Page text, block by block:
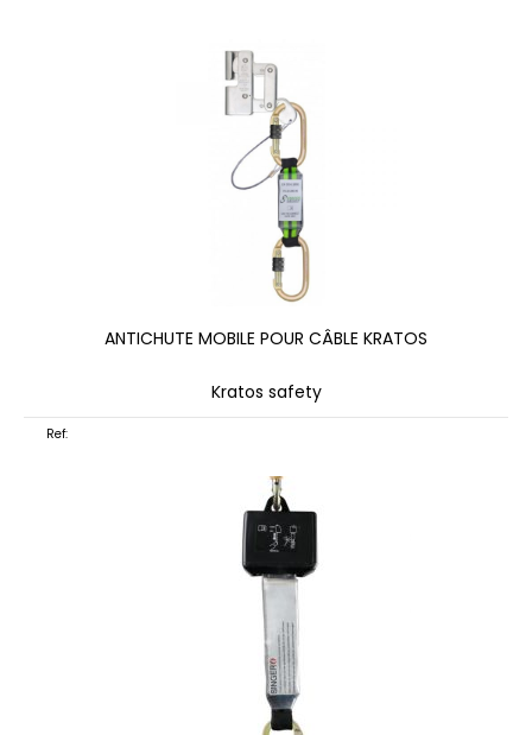
ANTICHUTE MOBILE POUR CÂBLE KRATOS
Kratos safety
Ref: